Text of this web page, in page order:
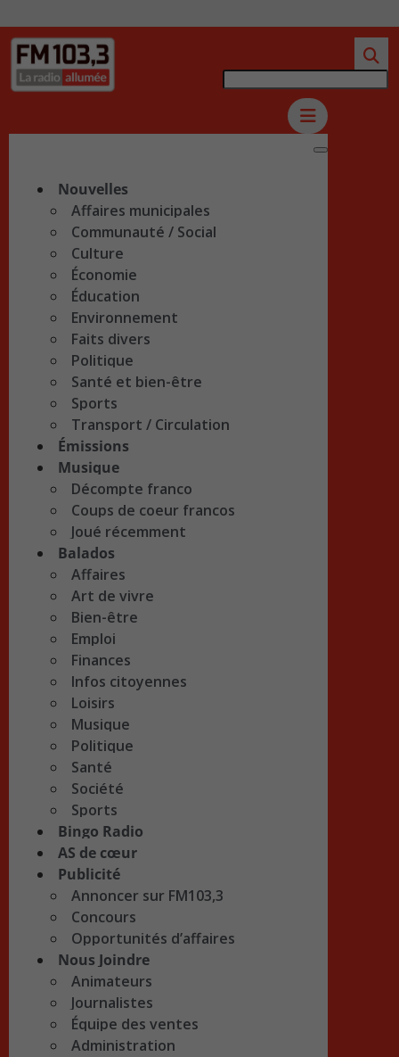
Nouvelles
Affaires municipales
Communauté / Social
Culture
Économie
Éducation
Environnement
Faits divers
Politique
Santé et bien-être
Sports
Transport / Circulation
Émissions
Musique
Décompte franco
Coups de coeur francos
Joué récemment
Balados
Affaires
Art de vivre
Bien-être
Emploi
Finances
Infos citoyennes
Loisirs
Musique
Politique
Santé
Société
Sports
Bingo Radio
AS de cœur
Publicité
Annoncer sur FM103,3
Concours
Opportunités d’affaires
Nous Joindre
Animateurs
Journalistes
Équipe des ventes
Administration